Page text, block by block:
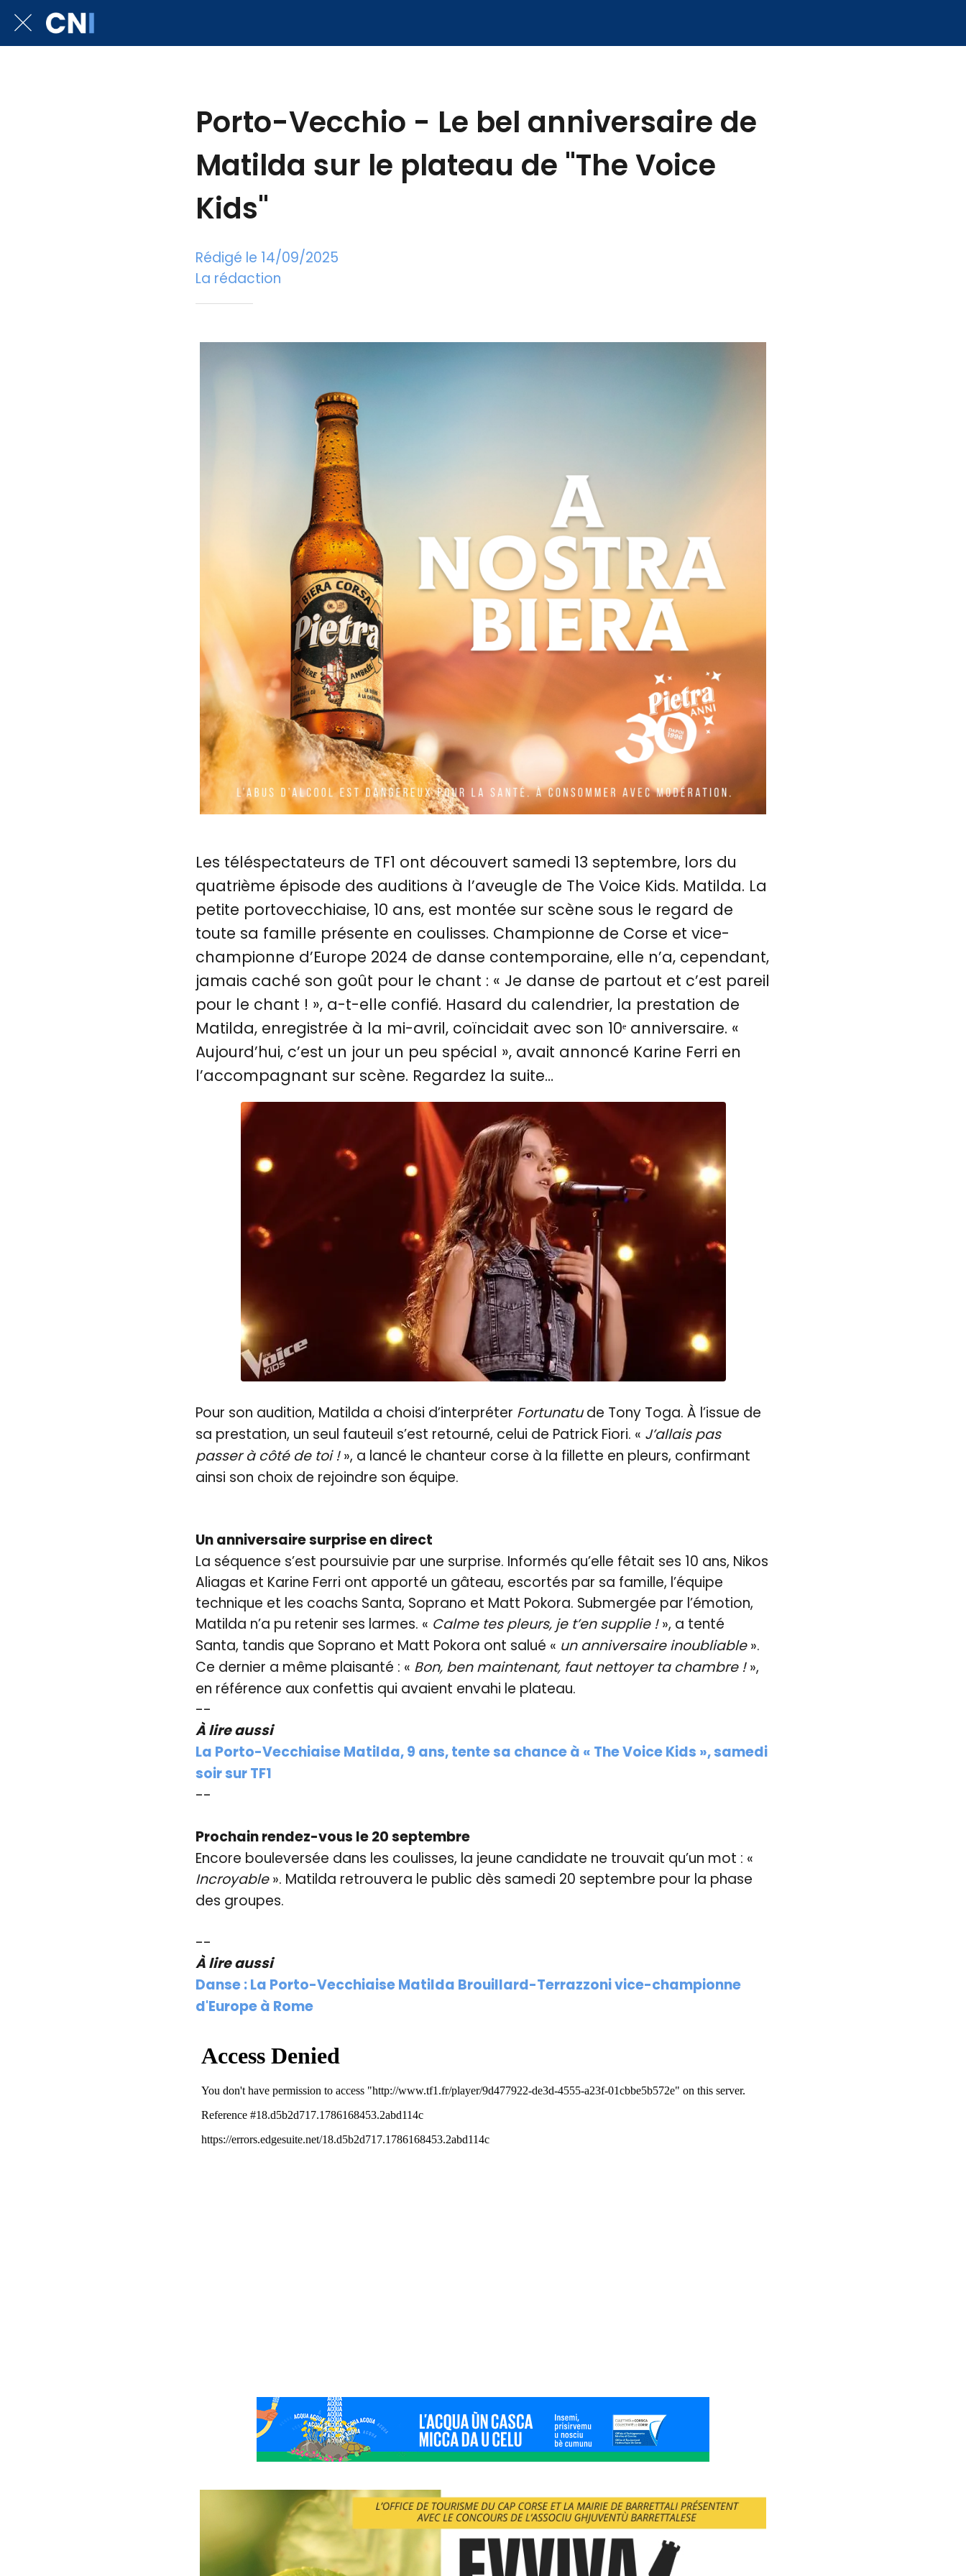
Porto-Vecchio - Le bel anniversaire de
Matilda sur le plateau de "The Voice
Kids"
Rédigé le 14/09/2025
La rédaction
Les téléspectateurs de TF1 ont découvert samedi 13 septembre, lors du
quatrième épisode des auditions à l’aveugle de The Voice Kids. Matilda. La
petite portovecchiaise, 10 ans, est montée sur scène sous le regard de
toute sa famille présente en coulisses. Championne de Corse et vice-
championne d’Europe 2024 de danse contemporaine, elle n’a, cependant,
jamais caché son goût pour le chant : « Je danse de partout et c’est pareil
pour le chant ! », a-t-elle confié. Hasard du calendrier, la prestation de
Matilda, enregistrée à la mi-avril, coïncidait avec son 10ᵉ anniversaire. «
Aujourd’hui, c’est un jour un peu spécial », avait annoncé Karine Ferri en
l’accompagnant sur scène. Regardez la suite…
Pour son audition, Matilda a choisi d’interpréter Fortunatude Tony Toga. À l’issue de
sa prestation, un seul fauteuil s’est retourné, celui de Patrick Fiori. « J’allais pas
passer à côté de toi !», a lancé le chanteur corse à la fillette en pleurs, confirmant
ainsi son choix de rejoindre son équipe.
Un anniversaire surprise en direct
La séquence s’est poursuivie par une surprise. Informés qu’elle fêtait ses 10 ans, Nikos
Aliagas et Karine Ferri ont apporté un gâteau, escortés par sa famille, l’équipe
technique et les coachs Santa, Soprano et Matt Pokora. Submergée par l’émotion,
Matilda n’a pu retenir ses larmes. « Calme tes pleurs, je t’en supplie !», a tenté
Santa, tandis que Soprano et Matt Pokora ont salué « un anniversaire inoubliable».
Ce dernier a même plaisanté : « Bon, ben maintenant, faut nettoyer ta chambre !»,
en référence aux confettis qui avaient envahi le plateau.
--
À lire aussi
La Porto-Vecchiaise Matilda, 9 ans, tente sa chance à « The Voice Kids », samedi
soir sur TF1
--
Prochain rendez-vous le 20 septembre
Encore bouleversée dans les coulisses, la jeune candidate ne trouvait qu’un mot : «
Incroyable». Matilda retrouvera le public dès samedi 20 septembre pour la phase
des groupes.
--
À lire aussi
Danse : La Porto-Vecchiaise Matilda Brouillard-Terrazzoni vice-championne
d'Europe à Rome